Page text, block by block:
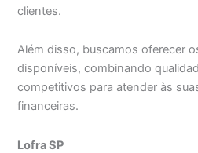
clientes.
Além disso, buscamos oferecer
disponíveis, combinando
competitivos para atender às
financeiras.
Lofra SP